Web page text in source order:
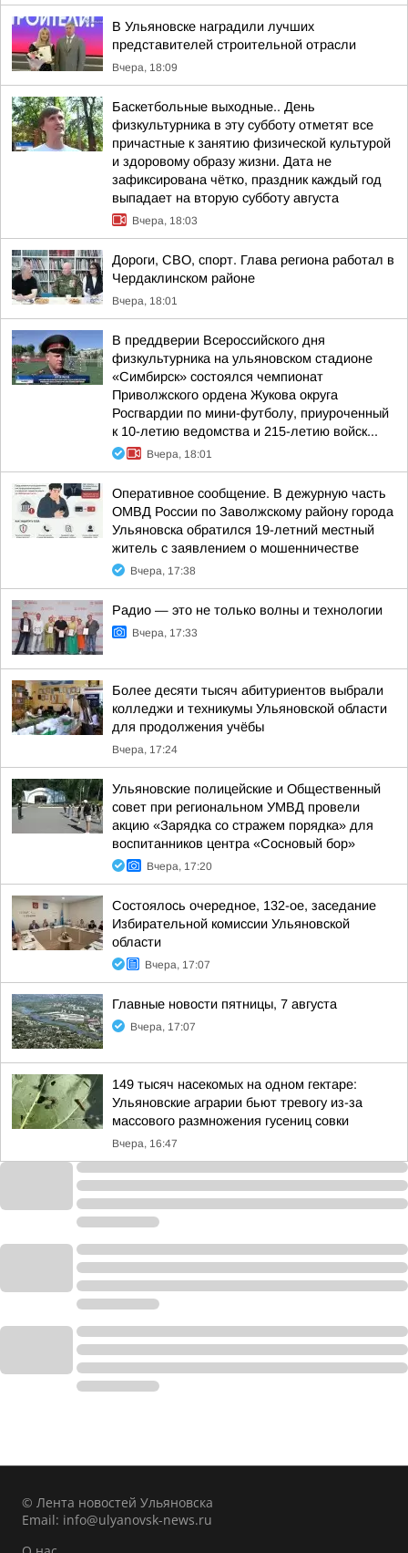
В Ульяновске наградили лучших
представителей строительной отрасли
Вчера, 18:09
Баскетбольные выходные.. День
физкультурника в эту субботу отметят все
причастные к занятию физической культурой
и здоровому образу жизни. Дата не
зафиксирована чётко, праздник каждый год
выпадает на вторую субботу августа
Вчера, 18:03
Дороги, СВО, спорт. Глава региона работал в
Чердаклинском районе
Вчера, 18:01
В преддверии Всероссийского дня
физкультурника на ульяновском стадионе
«Симбирск» состоялся чемпионат
Приволжского ордена Жукова округа
Росгвардии по мини-футболу, приуроченный
к 10-летию ведомства и 215-летию войск...
Вчера, 18:01
Оперативное сообщение. В дежурную часть
ОМВД России по Заволжскому району города
Ульяновска обратился 19-летний местный
житель с заявлением о мошенничестве
Вчера, 17:38
Радио — это не только волны и технологии
Вчера, 17:33
Более десяти тысяч абитуриентов выбрали
колледжи и техникумы Ульяновской области
для продолжения учёбы
Вчера, 17:24
Ульяновские полицейские и Общественный
совет при региональном УМВД провели
акцию «Зарядка со стражем порядка» для
воспитанников центра «Сосновый бор»
Вчера, 17:20
Состоялось очередное, 132-ое, заседание
Избирательной комиссии Ульяновской
области
Вчера, 17:07
Главные новости пятницы, 7 августа
Вчера, 17:07
149 тысяч насекомых на одном гектаре:
Ульяновские аграрии бьют тревогу из-за
массового размножения гусениц совки
Вчера, 16:47
© Лента новостей Ульяновска
Email: info@ulyanovsk-news.ru